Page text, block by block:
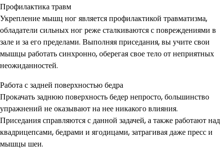
Профилактика травм
Укрепление мышц ног является профилактикой травматизма,
обладатели сильных ног реже сталкиваются с повреждениями в
зале и за его пределами. Выполняя приседания, вы учите свои
мышцы работать синхронно, оберегая свое тело от неприятных
неожиданностей.
Работа с задней поверхностью бедра
Прокачать заднюю поверхность бедер непросто, большинство
упражнений не оказывают на нее никакого влияния.
Приседания справляются с данной задачей, а также работают над
квадрицепсами, бедрами и ягодицами, затрагивая даже пресс и
мышцы шеи.